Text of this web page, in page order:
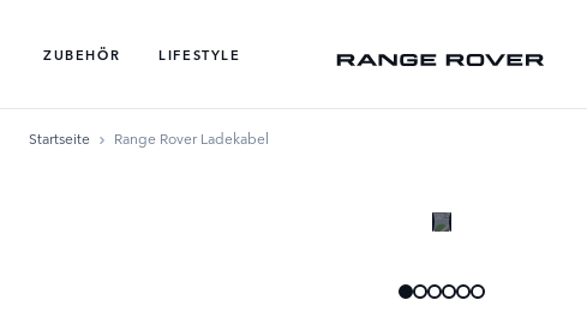
ZUBEHÖR
LIFESTYLE
Startseite Range Rover Ladekabel